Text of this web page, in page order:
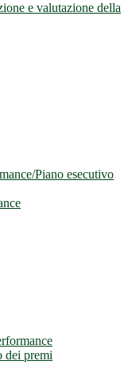
e valutazione della
Piano esecutivo
dei premi